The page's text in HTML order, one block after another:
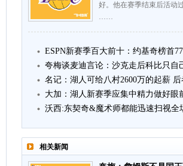
好。他在赛季结束后活动
……
ESPN新赛季百大前十：约基奇榜首
夸梅谈麦迪言论：沙克走后科比只自
名记：湖人可给八村2600万的起薪 后
大加：湖人新赛季应集中精力做好眼
沃西:东契奇&魔术师都能迅速扫视全
相关新闻